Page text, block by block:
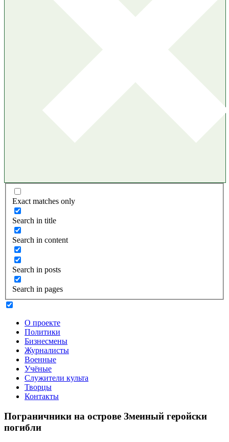
Exact matches only
Search in title
Search in content
Search in posts
Search in pages
О проекте
Политики
Бизнесмены
Журналисты
Военные
Учёные
Служители культа
Творцы
Контакты
Пограничники на острове Змеиный геройски
погибли